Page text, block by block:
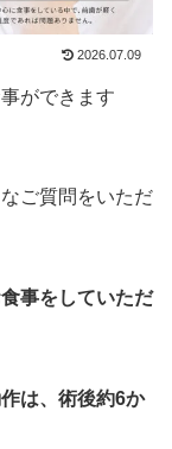
2026.07.09
ができます
ご質問をいただ
事をしていただ
は、術後約6か